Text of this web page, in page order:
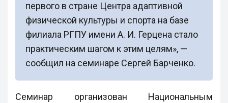
первого в стране Центра адаптивной
физической культуры и спорта на базе
филиала РГПУ имени А. И. Герцена стало
практическим шагом к этим целям», —
сообщил на семинаре Сергей Барченко.
Семинар организован Национальным